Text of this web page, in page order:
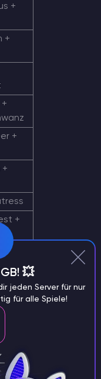
+
+
+
+
+
+
+
+
💥
jeden Server für nur
für alle Spiele!